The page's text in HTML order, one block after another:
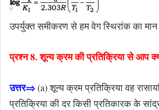
उपर्युक्त समीकरण से हम वेग स्थिरांक का
प्रश्न 8. शून्य क्रम की प्रतिक्रिया से आप
उत्तर⇒(a) शून्य क्रम प्रतिक्रिया वह
प्रतिक्रिया की दर किसी प्रतिकारक के